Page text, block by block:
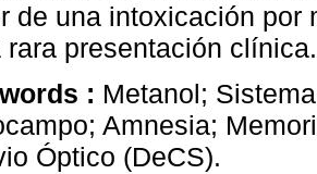
de una intoxicación por
rara presentación clínica.
: Metanol;
Amnesia;
Óptico (DeCS).